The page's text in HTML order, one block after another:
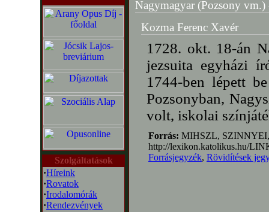
Szolgáltatások
·Híreink
·Rovatok
·Irodalomórák
·Rendezvények
Nagymagyar (Pozsony
Kozma Ferenc Xavér
1728. okt. 18-án
jezsuita egyházi
1744-ben lépett
Pozsonyban,
volt, iskolai
Forrás: MIHSZL,
http://lexikon.katolikus.hu/
Forrásjegyzék, Rövidítések